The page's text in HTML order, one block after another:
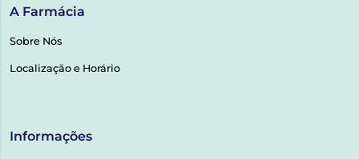
A Farmácia
Sobre Nós
Localização e Horário
Informações